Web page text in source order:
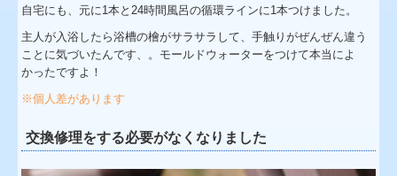
自宅にも、元に1本と24時間風呂の循環ラインに1本つけました。
主人が入浴したら浴槽の檜がサラサラして、手触りがぜんぜん違う
ことに気づいたんです、。モールドウォーターをつけて本当によ
かったですよ！
※個人差があります
交換修理をする必要がなくなりました